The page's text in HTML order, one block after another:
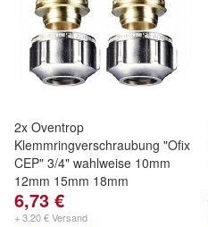
2x Oventrop
Klemmringverschraubung "Ofix
CEP" 3/4" wahlweise 10mm
12mm 15mm 18mm
6,73 €
+ 3,20 € Versand